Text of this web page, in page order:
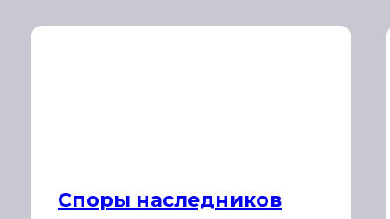
Споры наследников